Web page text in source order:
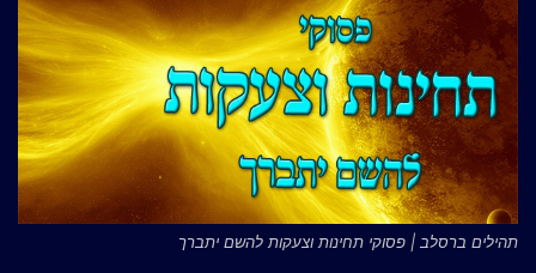
תהילים ברסלב | פסוקי תחינות וצעקות להשם יתברך